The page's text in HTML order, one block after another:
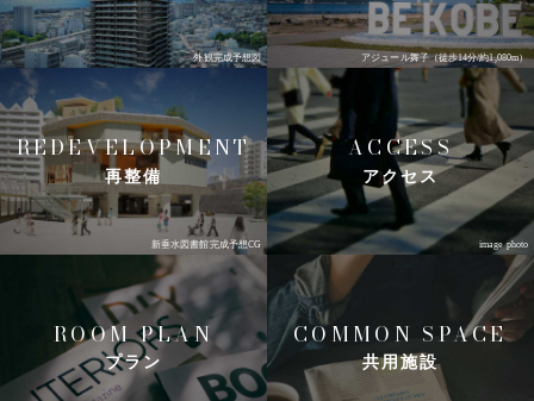
外観完成予想図 アジュール舞子（徒歩14分/約1,080m）
新垂水図書館完成予想CG
REDEVELOPMENT
再整備
image photo
ACCESS
アクセス
ROOM PLAN
プラン
COMMON SPACE
共用施設